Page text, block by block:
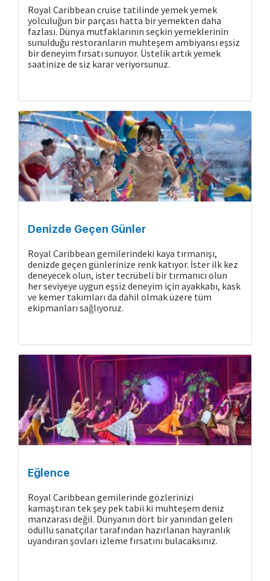
Royal Caribbean cruise tatilinde yemek yemek
yolculuğun bir parçası hatta bir yemekten daha
fazlası. Dünya mutfaklarının seçkin yemeklerinin
sunulduğu restoranların muhteşem ambiyansı eşsiz
bir deneyim fırsatı sunuyor. Üstelik artık yemek
saatinize de siz karar veriyorsunuz.
Denizde Geçen Günler
Royal Caribbean gemilerindeki kaya tırmanışı,
denizde geçen günlerinize renk katıyor. İster ilk kez
deneyecek olun, ister tecrübeli bir tırmanıcı olun
her seviyeye uygun eşsiz deneyim için ayakkabı, kask
ve kemer takımları da dahil olmak üzere tüm
ekipmanları sağlıyoruz.
Eğlence
Royal Caribbean gemilerinde gözlerinizi
kamaştıran tek şey pek tabii ki muhteşem deniz
manzarası değil. Dünyanın dört bir yanından gelen
ödüllü sanatçılar tarafından hazırlanan hayranlık
uyandıran şovları izleme fırsatını bulacaksınız.